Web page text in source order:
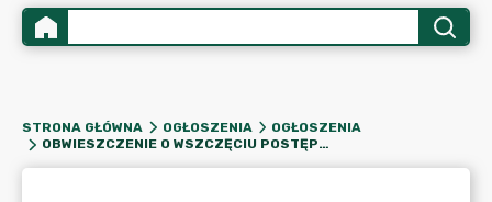
STRONA GŁÓWNA OGŁOSZENIA
OGŁOSZENIA
OBWIESZCZENIE O WSZCZĘCIU POSTĘPOWANIA W SPRAWIE WYDANIA DECYZJI O USTALENIU LOKALIZACJI INWESTYCJI CELU PUBLICZNEGO PN. „SIEĆ ENERGETYCZNA KABLOWA NN. 0,4 KV ZE ZŁĄCZAMI KABLOWO POMIAROWYMI W M. LEŚNIK”. TEREN OBJĘTY WNIOSKIEM: DZIAŁKI NR EWID. 81/2 211, 86, 82, 203, 70, 71 OBR. 0081 – CZAJCZE-LEŚNIK, GMINA KRAJENKA, POWIAT ZŁOTOWSKI. ZNAK SPRAWY RIG.6733.10.2024